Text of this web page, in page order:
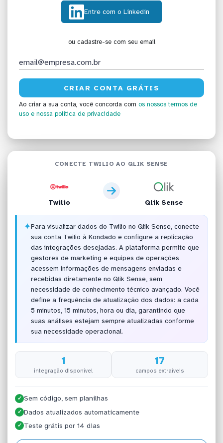
Entre com o Linkedin
ou cadastre-se com seu email
Ao criar a sua conta, você concorda com os nossos termos de
uso e nossa política de privacidade
CONECTE TWILIO AO QLIK SENSE
Twilio Qlik Sense
✦Para visualizar dados do Twilio no Qlik Sense, conecte
sua conta Twilio à Kondado e configure a replicação
das integrações desejadas. A plataforma permite que
gestores de marketing e equipes de operações
acessem informações de mensagens enviadas e
recebidas diretamente no Qlik Sense, sem
necessidade de conhecimento técnico avançado. Você
define a frequência de atualização dos dados: a cada
5 minutos, 15 minutos, hora ou dia, garantindo que
suas análises estejam sempre atualizadas conforme
sua necessidade operacional.
1
integração disponível
17
campos extraíveis
✓ Sem código, sem planilhas
✓ Dados atualizados automaticamente
✓ Teste grátis por 14 dias